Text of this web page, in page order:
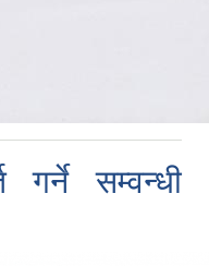
गर्ने सम्वन्धी